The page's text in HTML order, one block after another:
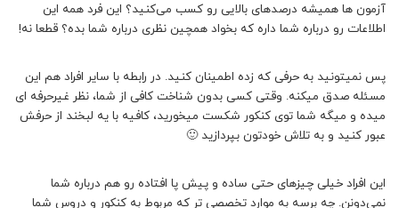
آزمون ها همیشه درصدهای بالایی رو کسب می‌کنید؟ این فرد همه این
اطلاعات رو درباره شما داره که بخواد همچین نظری درباره شما بده؟ قطعا نه!
پس نمیتونید به حرفی که زده اطمینان کنید. در رابطه با سایر افراد هم این
مسئله صدق میکنه. وقتی کسی بدون شناخت کافی از شما، نظر غیرحرفه ای
میده و میگه شما توی کنکور شکست میخورید، کافیه با یه لبخند از حرفش
عبور کنید و به تلاش خودتون بپردازید 🙂
این افراد خیلی چیزهای حتی ساده و پیش پا افتاده رو هم درباره شما
نمی‌دونن. چه برسه به موارد تخصصی تر که مربوط به کنکور و دروس شما